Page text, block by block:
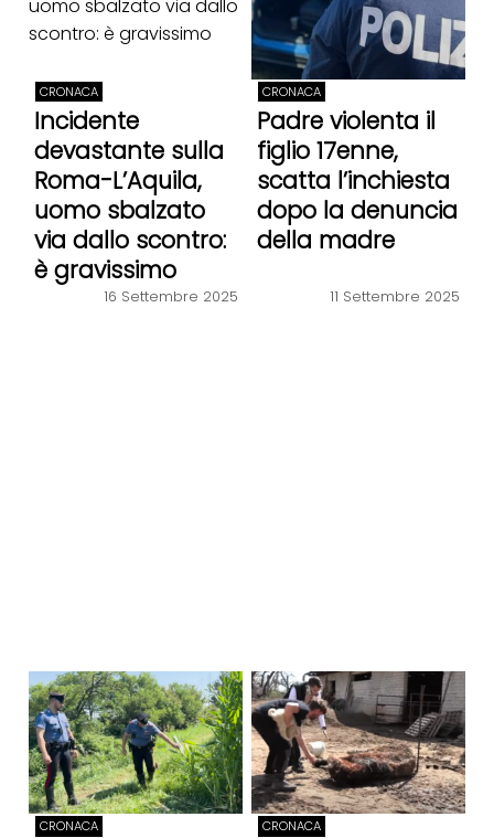
CRONACA
Incidente
devastante sulla
Roma-L’Aquila,
uomo sbalzato
via dallo scontro:
è gravissimo
16 Settembre 2025
CRONACA
Padre violenta il
figlio 17enne,
scatta l’inchiesta
dopo la denuncia
della madre
11 Settembre 2025
CRONACA CRONACA